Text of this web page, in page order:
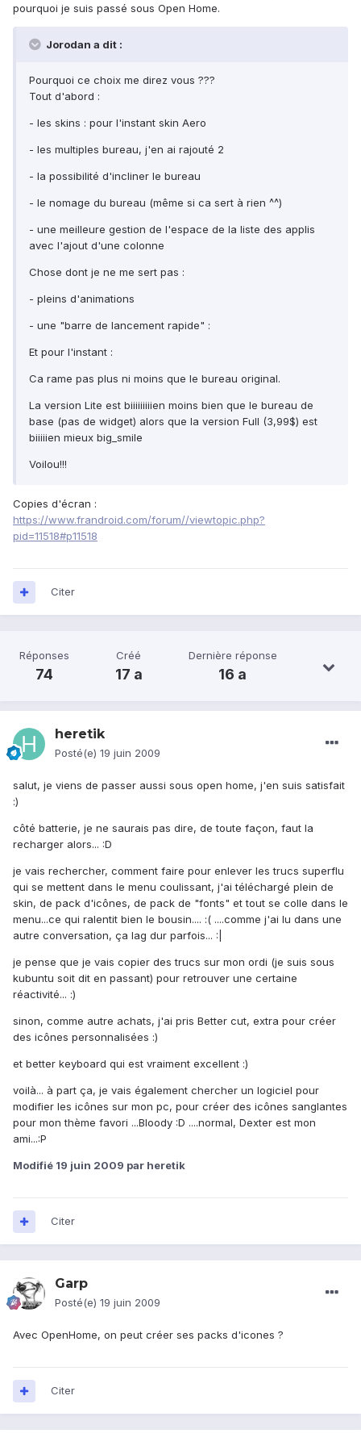
pourquoi je suis passé sous Open Home.
Jorodan a dit :
Pourquoi ce choix me direz vous ???
Tout d'abord :
- les skins : pour l'instant skin Aero
- les multiples bureau, j'en ai rajouté 2
- la possibilité d'incliner le bureau
- le nomage du bureau (même si ca sert à rien ^^)
- une meilleure gestion de l'espace de la liste des applis
avec l'ajout d'une colonne
Chose dont je ne me sert pas :
- pleins d'animations
- une "barre de lancement rapide" :
Et pour l'instant :
Ca rame pas plus ni moins que le bureau original.
La version Lite est biiiiiiiiien moins bien que le bureau de
base (pas de widget) alors que la version Full (3,99$) est
biiiiien mieux big_smile
Voilou!!!
Copies d'écran :
https://www.frandroid.com/forum//viewtopic.php?
pid=11518#p11518
Citer
Réponses
74
Créé
17 a
Dernière réponse
16 a
heretik
Posté(e) 19 juin 2009
salut, je viens de passer aussi sous open home, j'en suis satisfait
:)
côté batterie, je ne saurais pas dire, de toute façon, faut la
recharger alors... :D
je vais rechercher, comment faire pour enlever les trucs superflu
qui se mettent dans le menu coulissant, j'ai téléchargé plein de
skin, de pack d'icônes, de pack de "fonts" et tout se colle dans le
menu...ce qui ralentit bien le bousin.... :( ....comme j'ai lu dans une
autre conversation, ça lag dur parfois... :|
je pense que je vais copier des trucs sur mon ordi (je suis sous
kubuntu soit dit en passant) pour retrouver une certaine
réactivité... :)
sinon, comme autre achats, j'ai pris Better cut, extra pour créer
des icônes personnalisées :)
et better keyboard qui est vraiment excellent :)
voilà... à part ça, je vais également chercher un logiciel pour
modifier les icônes sur mon pc, pour créer des icônes sanglantes
pour mon thème favori ...Bloody :D ....normal, Dexter est mon
ami...:P
Modifié 19 juin 2009 par heretik
Citer
Garp
Posté(e) 19 juin 2009
Avec OpenHome, on peut créer ses packs d'icones ?
Citer